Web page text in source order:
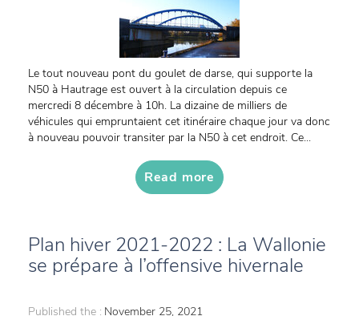
Le tout nouveau pont du goulet de darse, qui supporte la
N50 à Hautrage est ouvert à la circulation depuis ce
mercredi 8 décembre à 10h. La dizaine de milliers de
véhicules qui empruntaient cet itinéraire chaque jour va donc
à nouveau pouvoir transiter par la N50 à cet endroit. Ce...
Read more
Plan hiver 2021-2022 : La Wallonie
se prépare à l’offensive hivernale
Published the : November 25, 2021